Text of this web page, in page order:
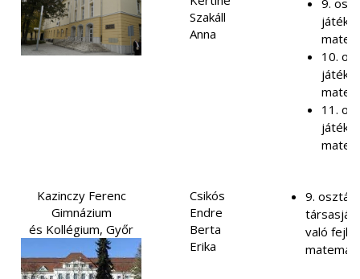
Szakáll
Anna
9.
10.
11.
Kazinczy Ferenc
Gimnázium
és Kollégium, Győr
Csikós
Endre
Berta
Erika
9. osztály
való